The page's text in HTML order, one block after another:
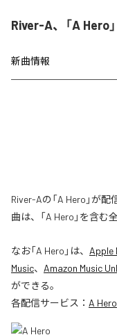
River-A、「A Hero
新曲情報
River-Aの「A Hero」が
曲は、「A Hero」を含む
なお「A Hero 」は、 Apple
Music、 Amazon Music
ができる。
各配信サービス： A Hero